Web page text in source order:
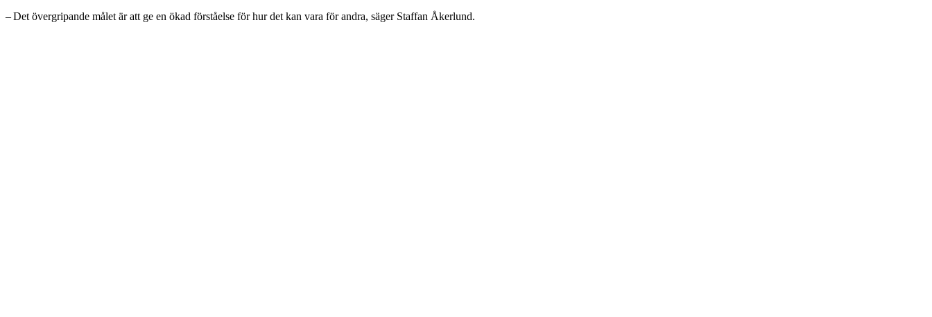
– Det övergripande målet är att ge en ökad förståelse för hur det kan vara för andra, säger Staffan Åkerlund.